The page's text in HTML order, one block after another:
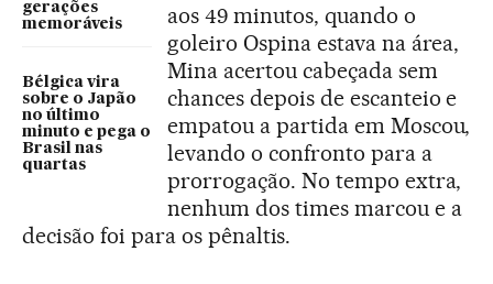
gerações
memoráveis
Bélgica vira
sobre o Japão
no último
minuto e pega o
Brasil nas
quartas
aos 49 minutos, quando o
goleiro Ospina estava na área,
Mina acertou cabeçada sem
chances depois de escanteio e
empatou a partida em Moscou,
levando o confronto para a
prorrogação. No tempo extra,
nenhum dos times marcou e a
decisão foi para os pênaltis.